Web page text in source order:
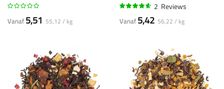
Vanaf 5,51 55,12 / kg
2 Reviews
Vanaf 5,42 56,22 / kg